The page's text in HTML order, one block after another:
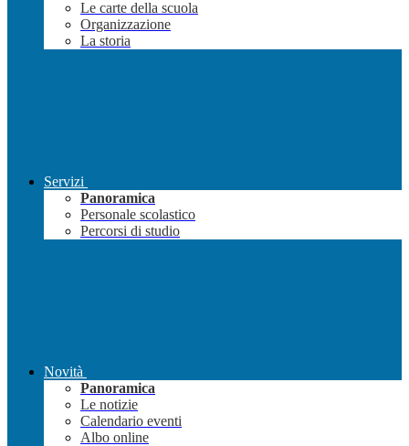
Le carte della scuola
Organizzazione
La storia
Servizi
Panoramica
Personale scolastico
Percorsi di studio
Novità
Panoramica
Le notizie
Calendario eventi
Albo online